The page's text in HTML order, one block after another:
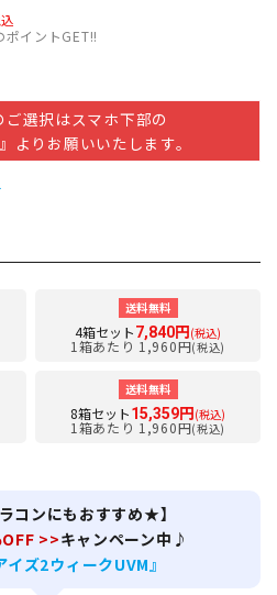
ポイントGET!!
選択はスマホ下部の
よりお願いいたします。
送料無料
4箱セット7,840円 (税込)
1箱あたり 1,960円(税込)
送料無料
8箱セット15,359円 (税込)
1箱あたり 1,960円(税込)
コンにもおすすめ★】
>>キャンペーン中♪
イズ2ウィークUVM』